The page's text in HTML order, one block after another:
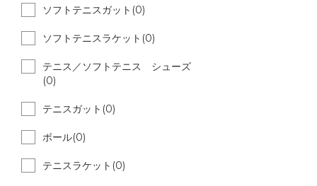
ソフトテニスガット(0)
ソフトテニスラケット(0)
テニス／ソフトテニス シューズ
(0)
テニスガット(0)
ボール(0)
テニスラケット(0)